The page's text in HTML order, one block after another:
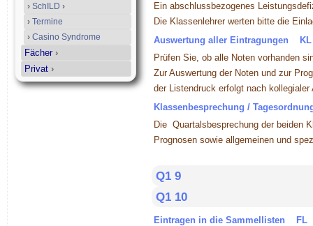
› SchILD ›
› Termine
› Casino Syndrome
Fächer ›
Privat ›
Ein abschlussbezogenes
Die Klassenlehrer werten bitte die
Auswertung aller Eintragungen KL
Prüfen Sie, ob alle Noten vorhanden
Zur Auswertung der Noten und zur
der Listendruck erfolgt nach kollegialer
Klassenbesprechung /
Die Quartalsbesprechung der beiden
Prognosen sowie allgemeinen und
Q1 9
Q1 10
Eintragen in die Sammellisten FL